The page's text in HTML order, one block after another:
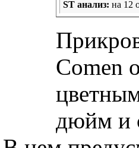
ST анализ: на 12
Comen
дюйм и